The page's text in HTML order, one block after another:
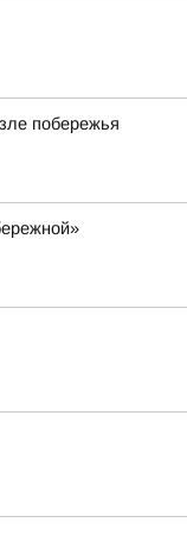
побережья